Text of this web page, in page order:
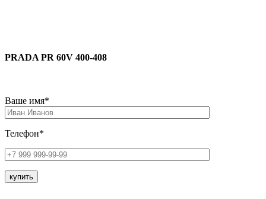
PRADA PR 60V 400-408
Ваше имя*
Телефон*